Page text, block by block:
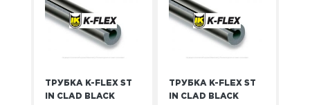
ТРУБКА K-FLEX ST
IN CLAD BLACK
ТРУБКА K-FLEX ST
IN CLAD BLACK